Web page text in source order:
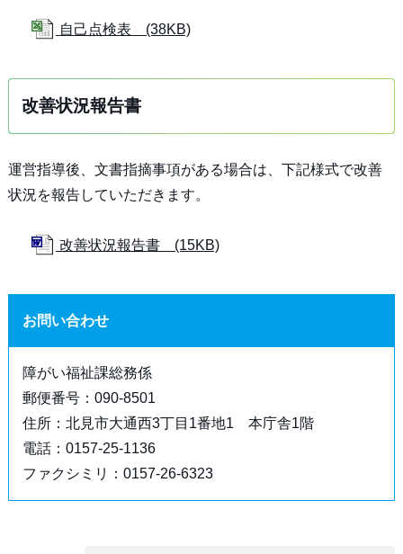
自己点検表 (38KB)
改善状況報告書
運営指導後、文書指摘事項がある場合は、下記様式で改善
状況を報告していただきます。
改善状況報告書 (15KB)
お問い合わせ
障がい福祉課総務係
郵便番号：090-8501
住所：北見市大通西3丁目1番地1 本庁舎1階
電話：0157-25-1136
ファクシミリ：0157-26-6323